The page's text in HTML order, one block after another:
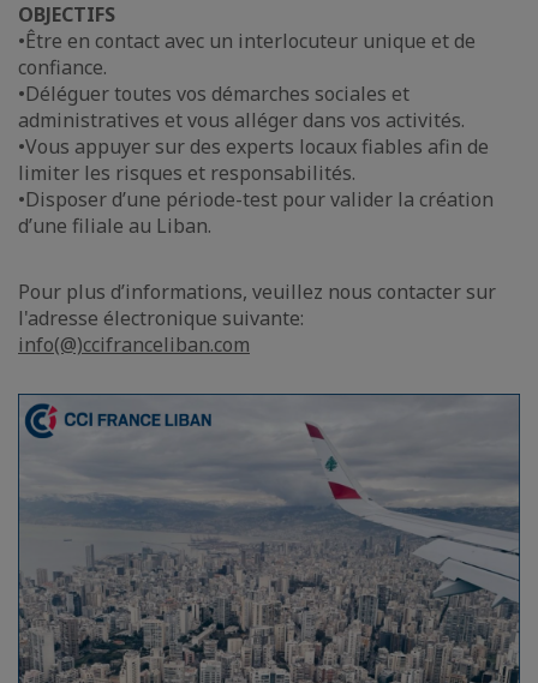
OBJECTIFS
•Être en contact avec un interlocuteur unique et de
confiance.
•Déléguer toutes vos démarches sociales et
administratives et vous alléger dans vos activités.
•Vous appuyer sur des experts locaux fiables afin de
limiter les risques et responsabilités.
•Disposer d’une période-test pour valider la création
d’une filiale au Liban.
Pour plus d’informations, veuillez nous contacter sur
l'adresse électronique suivante:
info(@)ccifranceliban.com